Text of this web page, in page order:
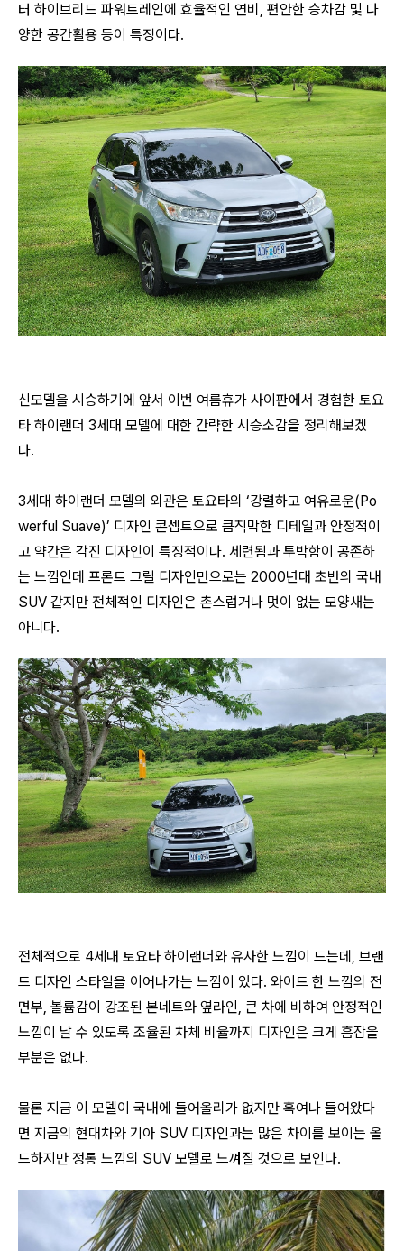
터 하이브리드 파워트레인에 효율적인 연비, 편안한 승차감 및 다
양한 공간활용 등이 특징이다.
신모델을 시승하기에 앞서 이번 여름휴가 사이판에서 경험한 토요
타 하이랜더 3세대 모델에 대한 간략한 시승소감을 정리해보겠
다.
3세대 하이랜더 모델의 외관은 토요타의 ‘강렬하고 여유로운(Po
werful Suave)’ 디자인 콘셉트으로 큼직막한 디테일과 안정적이
고 약간은 각진 디자인이 특징적이다. 세련됨과 투박함이 공존하
는 느낌인데 프론트 그릴 디자인만으로는 2000년대 초반의 국내
SUV 같지만 전체적인 디자인은 촌스럽거나 멋이 없는 모양새는
아니다.
전체적으로 4세대 토요타 하이랜더와 유사한 느낌이 드는데, 브랜
드 디자인 스타일을 이어나가는 느낌이 있다. 와이드 한 느낌의 전
면부, 볼륨감이 강조된 본네트와 옆라인, 큰 차에 비하여 안정적인
느낌이 날 수 있도록 조율된 차체 비율까지 디자인은 크게 흠잡을
부분은 없다.
물론 지금 이 모델이 국내에 들어올리가 없지만 혹여나 들어왔다
면 지금의 현대차와 기아 SUV 디자인과는 많은 차이를 보이는 올
드하지만 정통 느낌의 SUV 모델로 느껴질 것으로 보인다.